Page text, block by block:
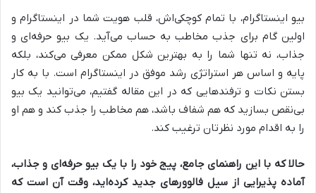
بیو اینستاگرام، با تمام کوچکی‌اش، قلب هویت شما در اینستاگرام و
اولین گام برای جذب مخاطب به حساب می‌آید. یک بیو حرفه‌ای و
جذاب، نه تنها شما را به بهترین شکل ممکن معرفی می‌کند، بلکه
پایه و اساس هر استراتژی رشد موفق در اینستاگرام است. با به کار
بستن نکات و ترفندهایی که در این مقاله گفتیم، می‌توانید یک بیو
بی‌نقص بسازید که هم شفاف باشد، هم مخاطب را جذب کند و هم او
را به اقدام مورد نظرتان ترغیب کند.
حالا که با این راهنمای جامع، پیج خود را با یک بیو حرفه‌ای و جذاب،
آماده پذیرایی از سیل فالوورهای جدید کرده‌اید، وقت آن است که